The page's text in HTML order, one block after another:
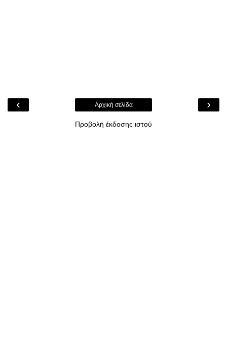
‹ ›
Αρχική σελίδα
Προβολή έκδοσης ιστού